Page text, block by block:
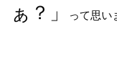
ぁ？」
って思い